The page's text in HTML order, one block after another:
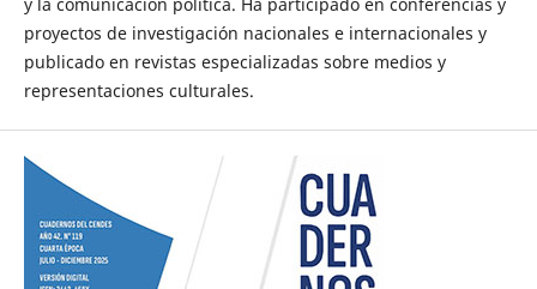
proyectos de investigación nacionales e internacionales y
publicado en revistas especializadas sobre medios y
representaciones culturales.